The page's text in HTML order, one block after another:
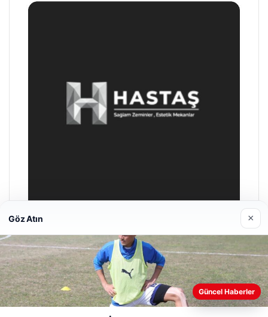
Enes Kaplan Avukatlık Bürosu
28/04/2026
Web sitemizi nasıl kullandığınızı daha iyi anlayabilmek,
Göz Atın ×
Güncel Haberler